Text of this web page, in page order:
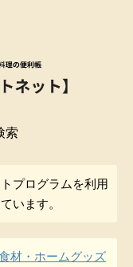
索
プログラムを利用
います。
材・ホームグッズ